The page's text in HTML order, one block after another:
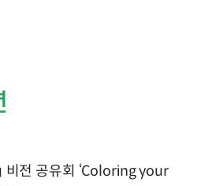
비전 공유회 ‘Coloring your